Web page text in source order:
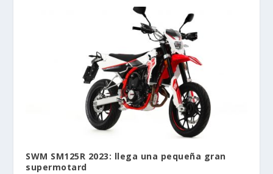
SWM SM125R 2023: llega una pequeña gran
supermotard